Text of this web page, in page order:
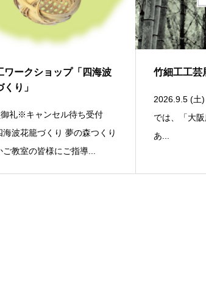
ワークショップ「四海波
り」
礼※キャンセル待ち受付
海波花籠づくり 夢の森つくり
教室の皆様にご指導...
竹細工工芸
2026.9.5 (土
では、「大
あ...